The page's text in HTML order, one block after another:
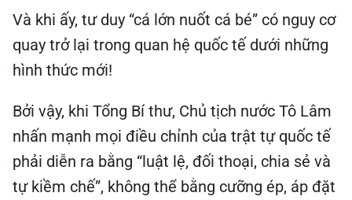
Và khi ấy, tư duy “cá lớn nuốt cá bé” có nguy cơ
quay trở lại trong quan hệ quốc tế dưới những
hình thức mới!
Bởi vậy, khi Tổng Bí thư, Chủ tịch nước Tô Lâm
nhấn mạnh mọi điều chỉnh của trật tự quốc tế
phải diễn ra bằng “luật lệ, đối thoại, chia sẻ và
tự kiềm chế”, không thể bằng cưỡng ép, áp đặt